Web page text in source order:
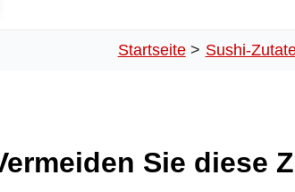
Startseite Sushi-
Sie diese